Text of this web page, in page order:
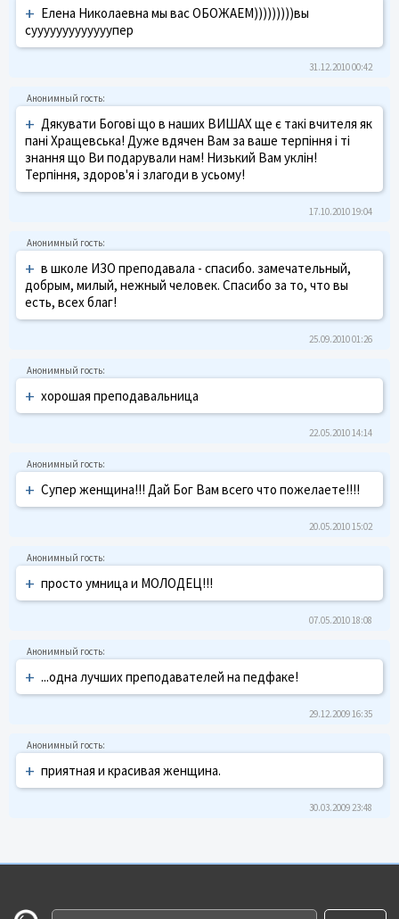
+ Елена Николаевна мы вас ОБОЖАЕМ)))))))))вы
сууууууууууууупер
31.12.2010 00:42
+ Дякувати Богові що в наших ВИШАХ ще є такі вчителя як
пані Хращевська! Дуже вдячен Вам за ваше терпіння і ті
знання що Ви подарували нам! Низький Вам уклін!
Терпіння, здоров'я і злагоди в усьому!
17.10.2010 19:04
+ в школе ИЗО преподавала - спасибо. замечательный,
добрым, милый, нежный человек. Спасибо за то, что вы
есть, всех благ!
25.09.2010 01:26
+ хорошая преподавальница
22.05.2010 14:14
+ Супер женщина!!! Дай Бог Вам всего что пожелаете!!!!
20.05.2010 15:02
+ просто умница и МОЛОДЕЦ!!!
07.05.2010 18:08
+ ...одна лучших преподавателей на педфаке!
29.12.2009 16:35
+ приятная и красивая женщина.
30.03.2009 23:48